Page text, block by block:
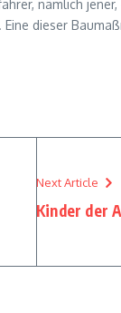
nämlich
dieser
Next Article
Kinder der